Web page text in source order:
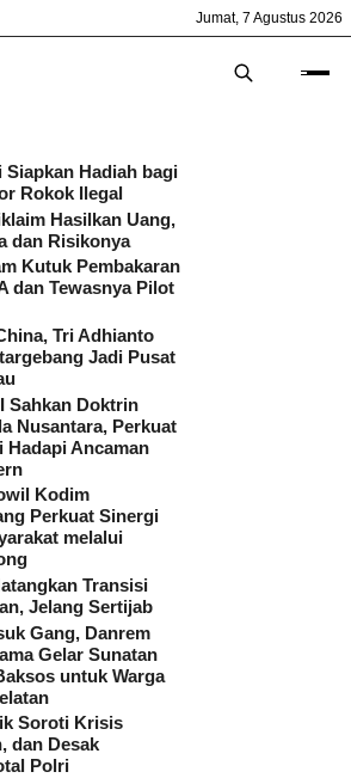
Jumat, 7 Agustus 2026
Siapkan Hadiah bagi
Rokok Ilegal
Hasilkan Uang,
dan Risikonya
Kutuk Pembakaran
dan Tewasnya Pilot
Tri Adhianto
Jadi Pusat
Sahkan Doktrin
Nusantara, Perkuat
Hadapi Ancaman
Kodim
Perkuat Sinergi
melalui
Transisi
Jelang Sertijab
Gang, Danrem
Gelar Sunatan
untuk Warga
Soroti Krisis
dan Desak
Polri